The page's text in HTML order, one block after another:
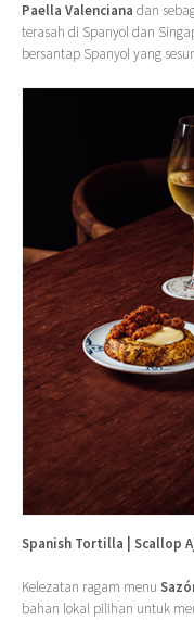
Paella Valenciana dan
terasah di Spanyol dan
bersantap Spanyol yang
Spanish Tortilla | Scallop
Kelezatan ragam menu
bahan lokal pilihan untuk